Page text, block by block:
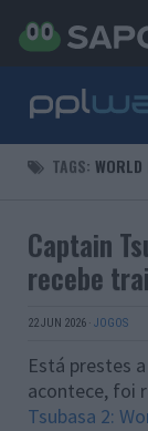
TAGS: WORLD
Captain
recebe
22 JUN 2026 · JOGOS
Está prestes
acontece, foi
Tsubasa 2: